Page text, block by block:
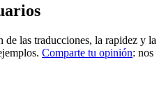
las traducciones, la rapidez y la
Comparte tu opinión: nos